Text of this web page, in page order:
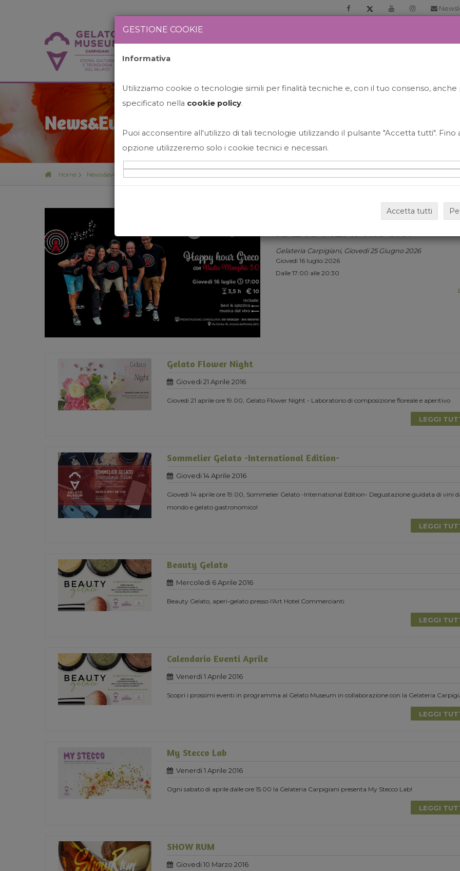
News&Events
Home News&events
HAPPY HOUR GRECO CON
RADIO MEMPHIS 3.0.
Gelateria Carpigiani, Giovedi 25 Giugno 2026
Giovedì 16 luglio 2026
Dalle 17:00 alle 20:30
Gelato Flower Night
Giovedi 21 Aprile 2016
Giovedi 21 aprile ore 19.00, Gelato Flower Night - Laboratorio di composizione floreale e aperitivo
LEGGI
Sommelier Gelato -International Edition-
Giovedi 14 Aprile 2016
Giovedì 14 aprile ore 19.00, Sommelier Gelato -International Edition- Degustazione guidata di vini
mondo e gelato gastronomico!
LEGGI
Beauty Gelato
Mercoledi 6 Aprile 2016
Beauty Gelato, aperi-gelato presso l'Art Hotel Commercianti
LEGGI
Calendario Eventi Aprile
Venerdi 1 Aprile 2016
Scopri i prossimi eventi in programma al Gelato Museum in collaborazione con la Gelateria
LEGGI
My Stecco Lab
Venerdi 1 Aprile 2016
Ogni sabato di aprile dalle ore 15.00 la Gelateria Carpigiani presenta My Stecco Lab!
LEGGI
SHOW RUM
Giovedi 10 Marzo 2016
GESTIONE COOKIE
Informativa
Utilizziamo cookie o tecnologie simili per finalità tecniche e, con il tuo consenso,
specificato nella cookie policy.
Puoi acconsentire all'utilizzo di tali tecnologie utilizzando il pulsante "Accetta tutti". Fino
opzione utilizzeremo solo i cookie tecnici e necessari.
Accetta tutti